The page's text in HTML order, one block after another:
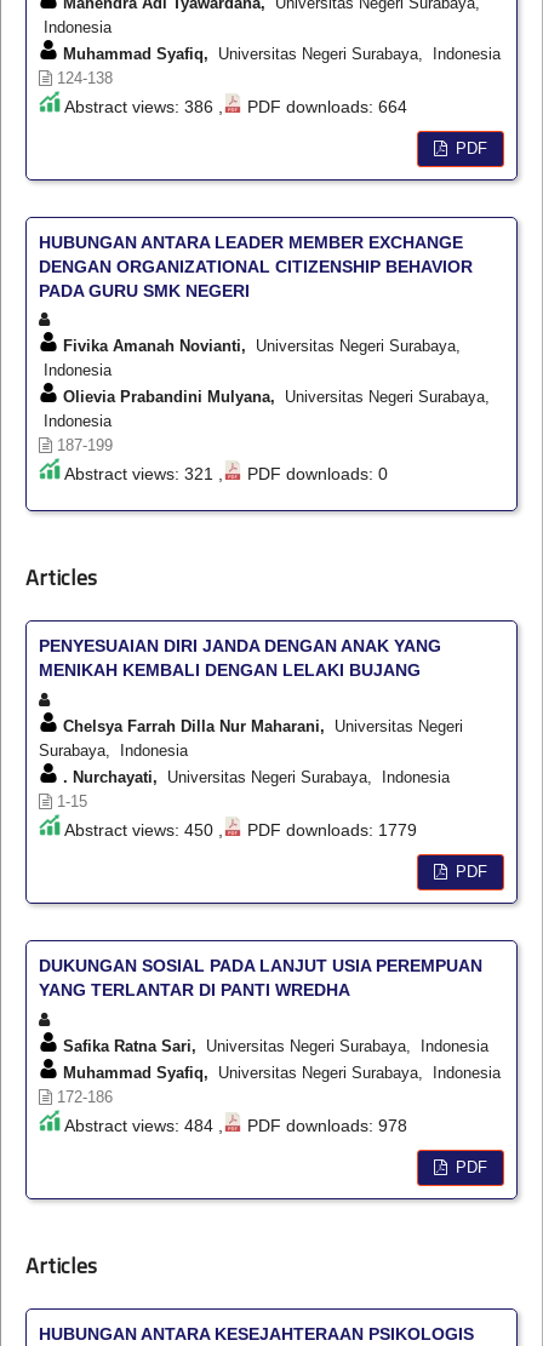
Indonesia
Muhammad Syafiq, Universitas Negeri Surabaya, Indonesia
124-138
Abstract views: 386 , PDF downloads: 664
PDF
HUBUNGAN ANTARA LEADER MEMBER EXCHANGE
DENGAN ORGANIZATIONAL CITIZENSHIP BEHAVIOR
PADA GURU SMK NEGERI
Fivika Amanah Novianti, Universitas Negeri Surabaya,
Indonesia
Olievia Prabandini Mulyana, Universitas Negeri Surabaya,
Indonesia
187-199
Abstract views: 321 , PDF downloads: 0
Articles
PENYESUAIAN DIRI JANDA DENGAN ANAK YANG
MENIKAH KEMBALI DENGAN LELAKI BUJANG
Chelsya Farrah Dilla Nur Maharani, Universitas Negeri
Surabaya, Indonesia
. Nurchayati, Universitas Negeri Surabaya, Indonesia
1-15
Abstract views: 450 , PDF downloads: 1779
PDF
DUKUNGAN SOSIAL PADA LANJUT USIA PEREMPUAN
YANG TERLANTAR DI PANTI WREDHA
Safika Ratna Sari, Universitas Negeri Surabaya, Indonesia
Muhammad Syafiq, Universitas Negeri Surabaya, Indonesia
172-186
Abstract views: 484 , PDF downloads: 978
PDF
Articles
HUBUNGAN ANTARA KESEJAHTERAAN PSIKOLOGIS